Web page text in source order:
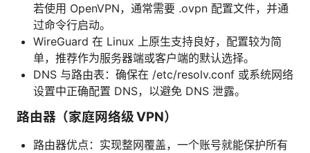
若使用 OpenVPN，通常需要 .ovpn 配置文件，并通
过命令行启动。
WireGuard 在 Linux 上原生支持良好，配置较为简
单，推荐作为服务器端或客户端的默认选择。
DNS 与路由表：确保在 /etc/resolv.conf 或系统网络
设置中正确配置 DNS，以避免 DNS 泄露。
路由器（家庭网络级 VPN）
路由器优点：实现整网覆盖，一个账号就能保护所有